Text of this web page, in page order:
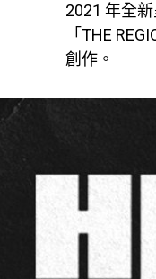
2021 年全
「THE
創作。